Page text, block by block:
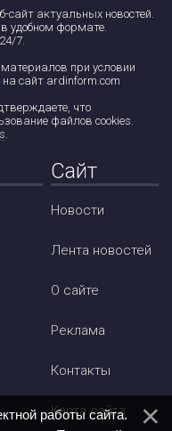
сайт актуальных новостей.
удобном формате.
7.
при условии
сайт ardinform.com
что
файлов cookies.
.
Сайт
Новости
Лента новостей
О сайте
Реклама
Контакты
Карта сайта
работы сайта.